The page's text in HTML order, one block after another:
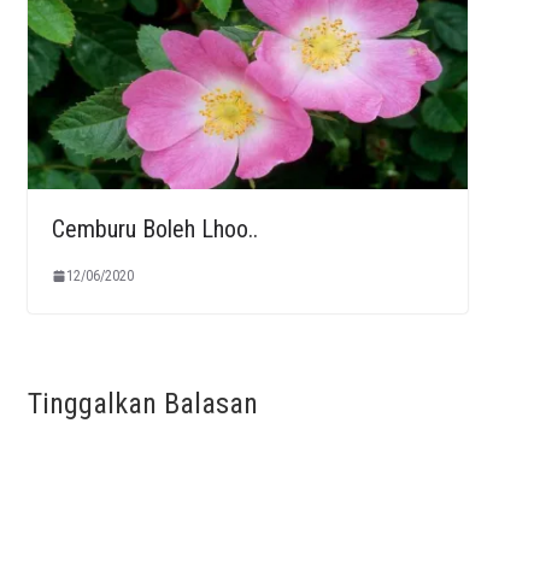
Cemburu Boleh Lhoo..
12/06/2020
Tinggalkan Balasan